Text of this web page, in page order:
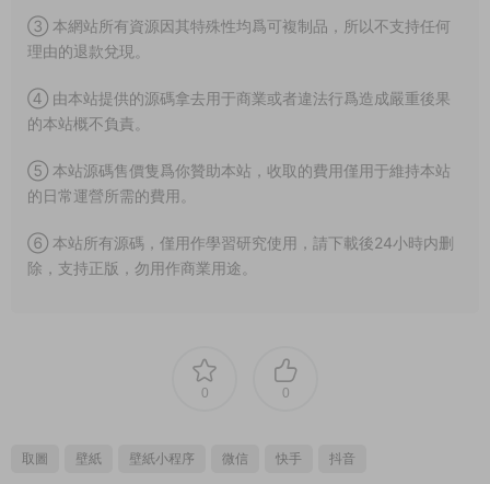
③ 本網站所有資源因其特殊性均爲可複制品，所以不支持任何
理由的退款兌現。
④ 由本站提供的源碼拿去用于商業或者違法行爲造成嚴重後果
的本站概不負責。
⑤ 本站源碼售價隻爲你贊助本站，收取的費用僅用于維持本站
的日常運營所需的費用。
⑥ 本站所有源碼，僅用作學習研究使用，請下載後24小時内删
除，支持正版，勿用作商業用途。
0 0
取圖 壁紙 壁紙小程序 微信 快手 抖音